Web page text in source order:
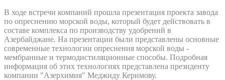
В ходе встречи компаний прошла презентация проекта завода
по опреснению морской воды, который будет действовать в
составе комплекса по производству удобрений в
Азербайджане. На презентации были представлены основные
современные технологии опреснения морской воды -
мембранные и термодистиляционные способы. Подробная
информация об этих технологиях представлена президенту
компании "Азерхимия" Меджиду Керимову.